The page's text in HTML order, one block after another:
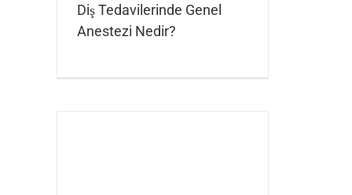
Diş Tedavilerinde Genel
Anestezi Nedir?